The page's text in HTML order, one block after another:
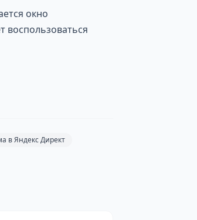
окно
воспользоваться
в Яндекс Директ